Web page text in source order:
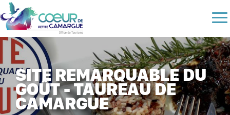
Aller
au
contenu
principal
SITE REMARQUABLE DU
GOÛT - TAUREAU DE
CAMARGUE